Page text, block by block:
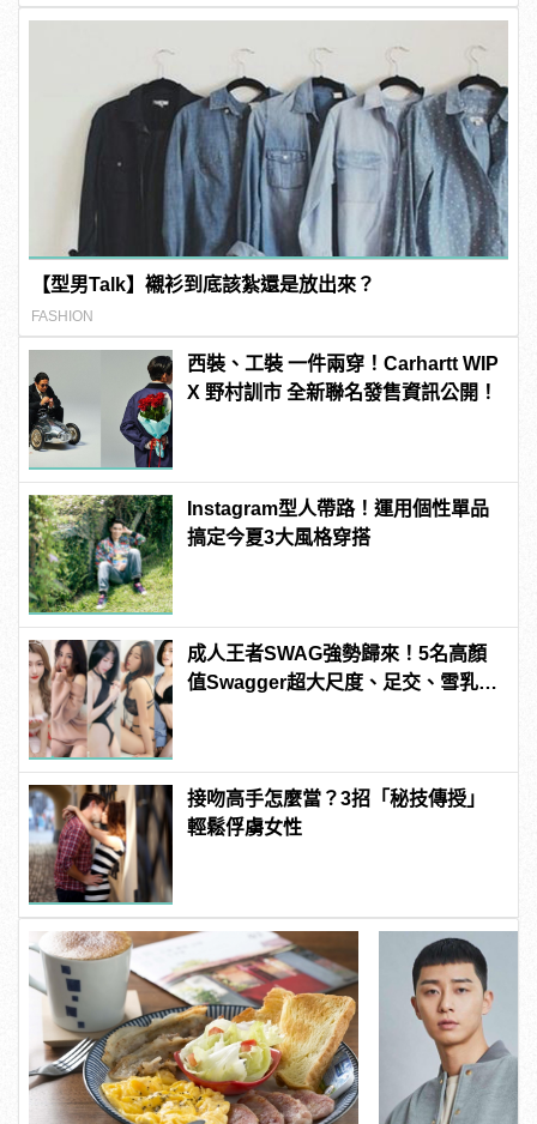
【型男Talk】襯衫到底該紮還是放出來？
FASHION
西裝、工裝 一件兩穿！Carhartt WIP
X 野村訓市 全新聯名發售資訊公開！
Instagram型人帶路！運用個性單品
搞定今夏3大風格穿搭
成人王者SWAG強勢歸來！5名高顏
值Swagger超大尺度、足交、雪乳、
接吻高手怎麼當？3招「秘技傳授」
輕鬆俘虜女性